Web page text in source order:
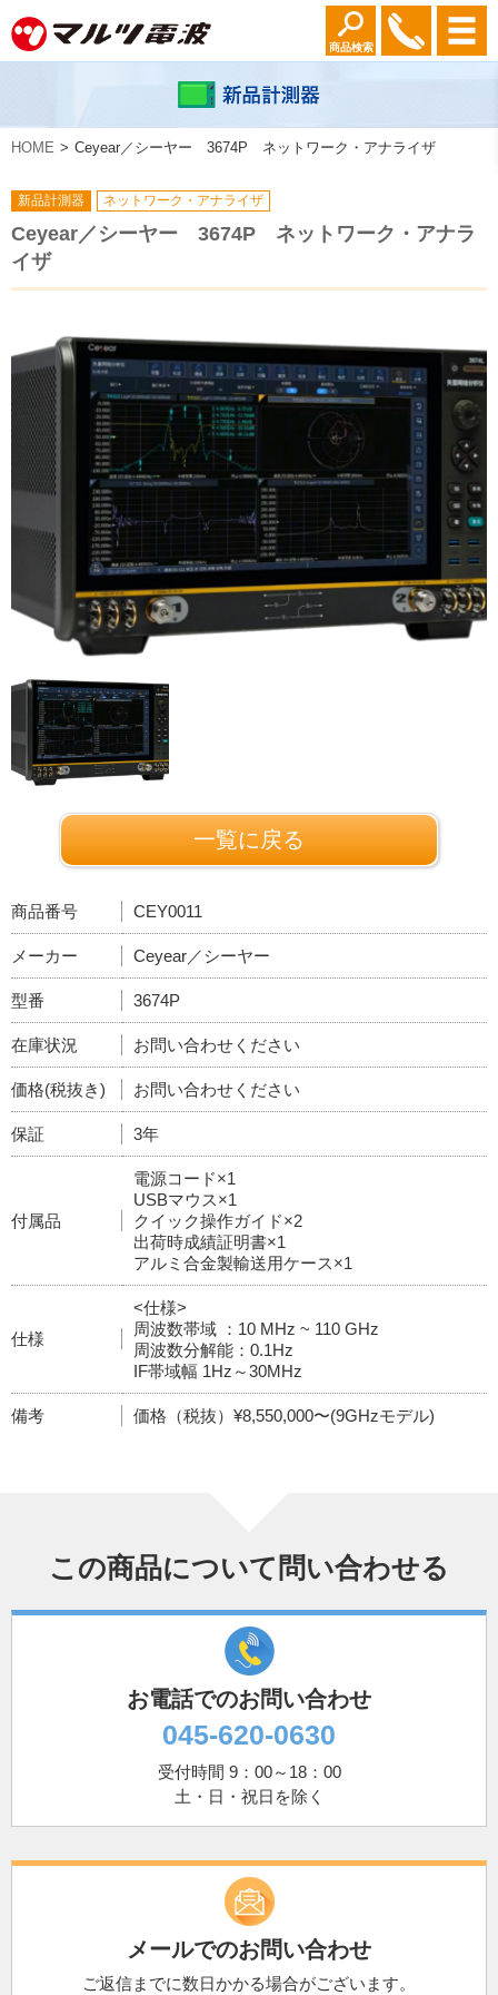
商品検索
HOME Ceyear／シーヤー 3674P ネットワーク・アナライザ
新品計測器 ネットワーク・アナライザ
Ceyear／シーヤー 3674P ネットワーク・アナラ
イザ
一覧に戻る
商品番号 CEY0011
メーカー Ceyear／シーヤー
型番 3674P
在庫状況 お問い合わせください
価格(税抜き) お問い合わせください
保証 3年
付属品
電源コード×1
USBマウス×1
クイック操作ガイド×2
出荷時成績証明書×1
アルミ合金製輸送用ケース×1
仕様
<仕様>
周波数帯域 ：10 MHz ~ 110 GHz
周波数分解能：0.1Hz
IF帯域幅 1Hz～30MHz
備考 価格（税抜）¥8,550,000〜(9GHzモデル)
この商品について問い合わせる
お電話でのお問い合わせ
045-620-0630
受付時間 9：00～18：00
土・日・祝日を除く
メールでのお問い合わせ
ご返信までに数日かかる場合がございます。